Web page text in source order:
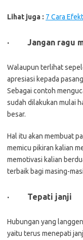
Lihat juga : 7 Cara
· Jangan ragu
Walaupun terlihat
apresiasi kepada
Sebagai contoh
sudah dilakukan mulai
besar.
Hal itu akan membuat
memicu pikiran kalian
memotivasi kalian
terbaik bagi masing-
· Tepati janji
Hubungan yang
yaitu terus menepati